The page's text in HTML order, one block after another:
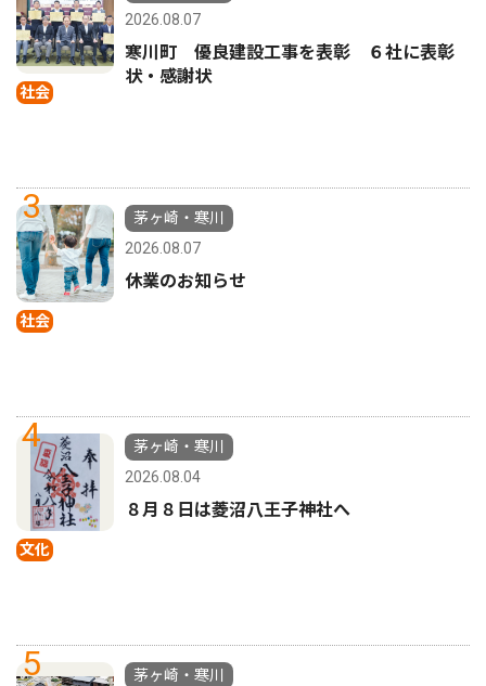
社会
2026.08.07
寒川町 優良建設工事を表彰 ６社に表彰
状・感謝状
3
社会
茅ヶ崎・寒川
2026.08.07
休業のお知らせ
4
文化
茅ヶ崎・寒川
2026.08.04
８月８日は菱沼八王子神社へ
5
茅ヶ崎・寒川